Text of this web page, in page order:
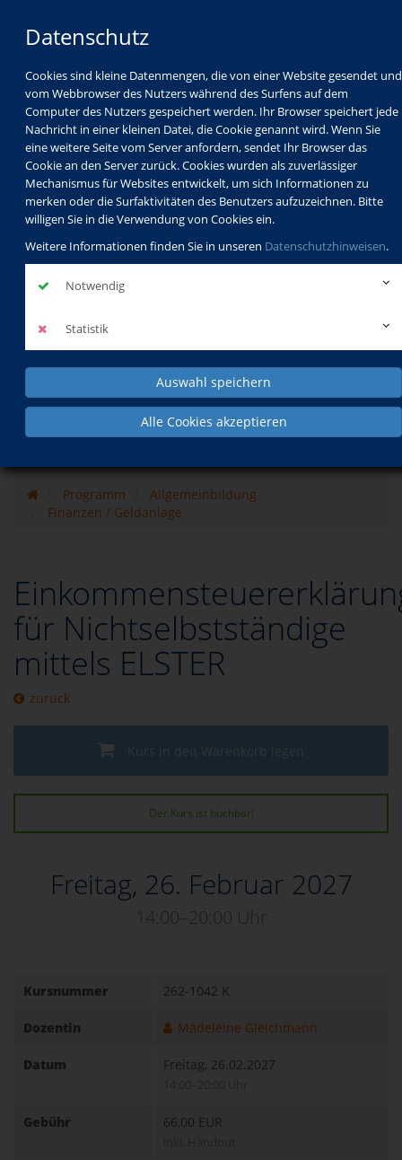
Datenschutz
Cookies sind kleine Datenmengen, die von einer Website gesendet und
vom Webbrowser des Nutzers während des Surfens auf dem
Computer des Nutzers gespeichert werden. Ihr Browser speichert jede
Nachricht in einer kleinen Datei, die Cookie genannt wird. Wenn Sie
eine weitere Seite vom Server anfordern, sendet Ihr Browser das
Cookie an den Server zurück. Cookies wurden als zuverlässiger
Mechanismus für Websites entwickelt, um sich Informationen zu
merken oder die Surfaktivitäten des Benutzers aufzuzeichnen. Bitte
willigen Sie in die Verwendung von Cookies ein.
Weitere Informationen finden Sie in unseren Datenschutzhinweisen.
Notwendig
Statistik
Auswahl speichern
Alle Cookies akzeptieren
Programm
Schulabschlüsse
Schulkindbetreuung
Service
Programm
Allgemeinbildung
Finanzen / Geldanlage
für Nichtselbstständige
mittels ELSTER
zurück
Kurs in den Warenkorb legen
Der Kurs ist buchbar!
Freitag, 26. Februar 2027
14:00–20:00 Uhr
Kursnummer 262-1042 K
Dozentin Madeleine Gleichmann
Datum Freitag, 26.02.2027
Gebühr 66,00 EUR